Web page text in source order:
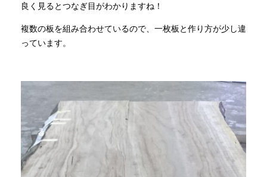
良く見るとつなぎ目がわかりますね！
複数の板を組み合わせているので、一枚板と作り方が少し違
っています。